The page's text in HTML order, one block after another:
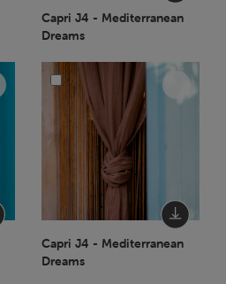
Capri J4 - Mediterranean
Dreams
Capri J4 - Mediterranean
Dreams